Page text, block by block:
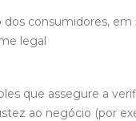
consumidores,
legal
que assegure a
ao negócio (por